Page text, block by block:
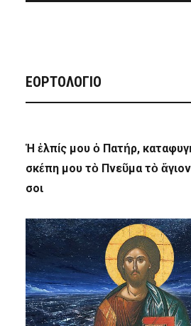
ΕΟΡΤΟΛΟΓΙΟ
Ἡ ἐλπίς μου ὁ Πατήρ,
σκέπη μου τὸ Πνεῦμα τὸ
σοι